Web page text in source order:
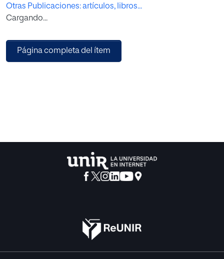
Potenciales de la Inteligencia Artificial: Nuevos
Paradigmas para la Calidad Educativa", pretende ser una
las metodologías digitales emergentes pueden mejorar
los procesos de enseñanza-aprendizaje, fomentar
Otras Publicaciones: artículos, libros...
Cargando...
Página completa del ítem